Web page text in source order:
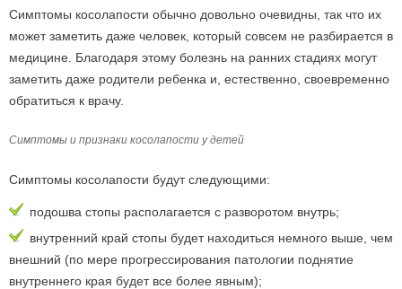
Симптомы косолапости обычно довольно очевидны, так что их
может заметить даже человек, который совсем не разбирается в
медицине. Благодаря этому болезнь на ранних стадиях могут
заметить даже родители ребенка и, естественно, своевременно
обратиться к врачу.
Симптомы и признаки косолапости у детей
Симптомы косолапости будут следующими:
подошва стопы располагается с разворотом внутрь;
внутренний край стопы будет находиться немного выше, чем
внешний (по мере прогрессирования патологии поднятие
внутреннего края будет все более явным);